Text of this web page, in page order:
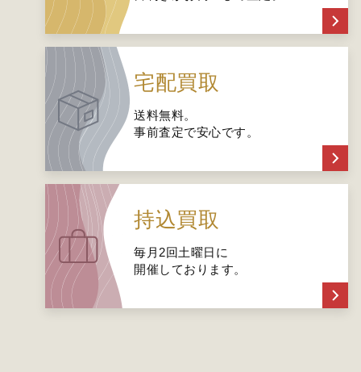
宅配買取
送料無料。
事前査定で安心です。
持込買取
毎月2回土曜日に
開催しております。